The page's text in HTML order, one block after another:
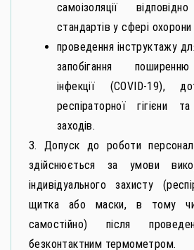
самоізоляції
стандартів у сфері охорони
проведення інструктажу
запобігання
інфекції (СОVID-19),
респіраторної гігієни
заходів.
3. Допуск до роботи
здійснюється за умови
індивідуального захисту
щитка або маски, в тому
самостійно) після
безконтактним термометром.